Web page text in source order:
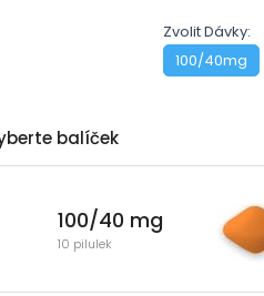
Zvolit Dávky:
100/40mg
balíček
100/40 mg
10 pilulek